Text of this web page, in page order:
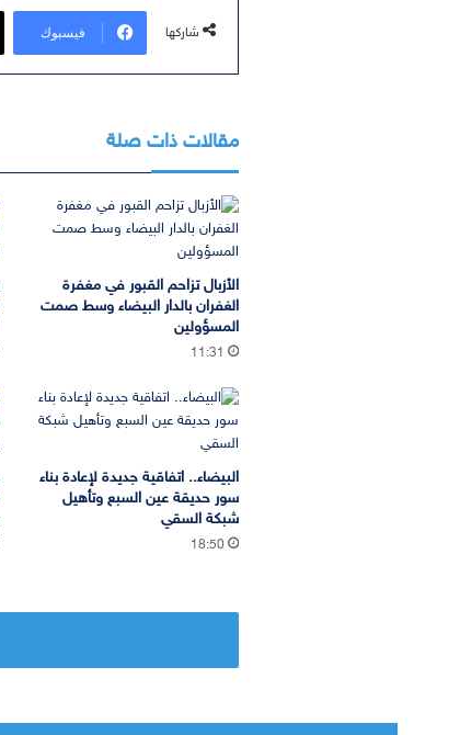
شاركها فيسبوك
مقالات ذات صلة
الأزبال تزاحم القبور في مغفرة
الغفران بالدار البيضاء وسط صمت
المسؤولين
11:31
البيضاء.. اتفاقية جديدة لإعادة بناء
سور حديقة عين السبع وتأهيل
شبكة السقي
18:50